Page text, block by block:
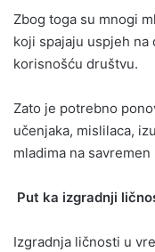
Zbog toga su mnogi
koji spajaju uspjeh na
korisnošću društvu.
Zato je potrebno
učenjaka, mislilaca,
mladima na
Put ka izgradnji
Izgradnja ličnosti u